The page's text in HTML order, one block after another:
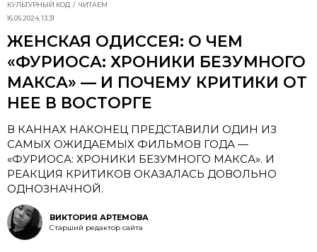
КУЛЬТУРНЫЙ КОД
ЧИТАЕМ
16.05.2024, 13:31
ЖЕНСКАЯ ОДИССЕЯ: О ЧЕМ
«ФУРИОСА: ХРОНИКИ БЕЗУМНОГО
МАКСА» — И ПОЧЕМУ КРИТИКИ ОТ
НЕЕ В ВОСТОРГЕ
​​​​​В КАННАХ НАКОНЕЦ ПРЕДСТАВИЛИ ОДИН ИЗ
САМЫХ ОЖИДАЕМЫХ ФИЛЬМОВ ГОДА —
«ФУРИОСА: ХРОНИКИ БЕЗУМНОГО МАКСА». И
РЕАКЦИЯ КРИТИКОВ ОКАЗАЛАСЬ ДОВОЛЬНО
ОДНОЗНАЧНОЙ.
ВИКТОРИЯ АРТЕМОВА
Старший редактор сайта